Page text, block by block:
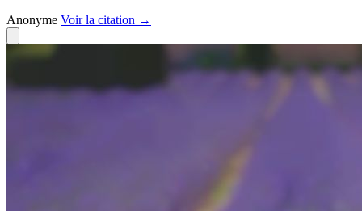
Anonyme Voirla citation →